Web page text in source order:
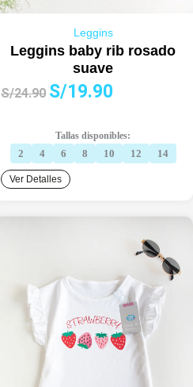
Leggins
Leggins baby rib rosado
suave
S/24.90 El
era:
S/24.90.
S/19.90
es:
S/19.90.
Tallas disponibles:
2 4 6 8 10 12 14
Ver Detalles